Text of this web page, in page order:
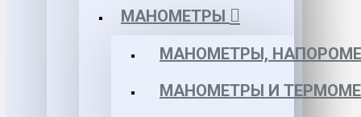
МАНОМЕТРЫ
МАНОМЕТРЫ,
МАНОМЕТРЫ И